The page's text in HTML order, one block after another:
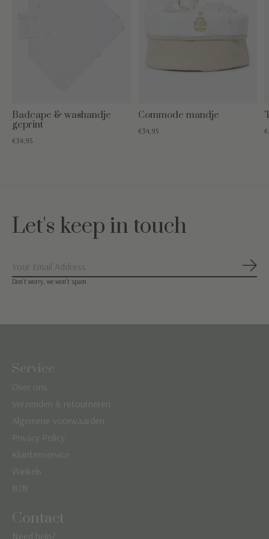
Badcape & washandje
geprint
€34,95
Commode mandje
€34,95
Let's keep in touch
Don’t worry, we won’t spam
Service
Over ons
Verzenden & retourneren
Algemene voorwaarden
Privacy Policy
Klantenservice
Winkels
B2B
Contact
Need help?